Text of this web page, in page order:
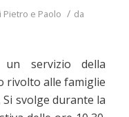
Pietro e Paolo / da
servizio della
rivolto alle famiglie
svolge durante la